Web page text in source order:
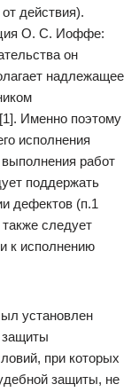
действия).
О. С. Иоффе:
он
надлежащее
Именно поэтому
исполнения
работ
поддержать
дефектов (п.1
также следует
к исполнению
установлен
при которых
защиты, не